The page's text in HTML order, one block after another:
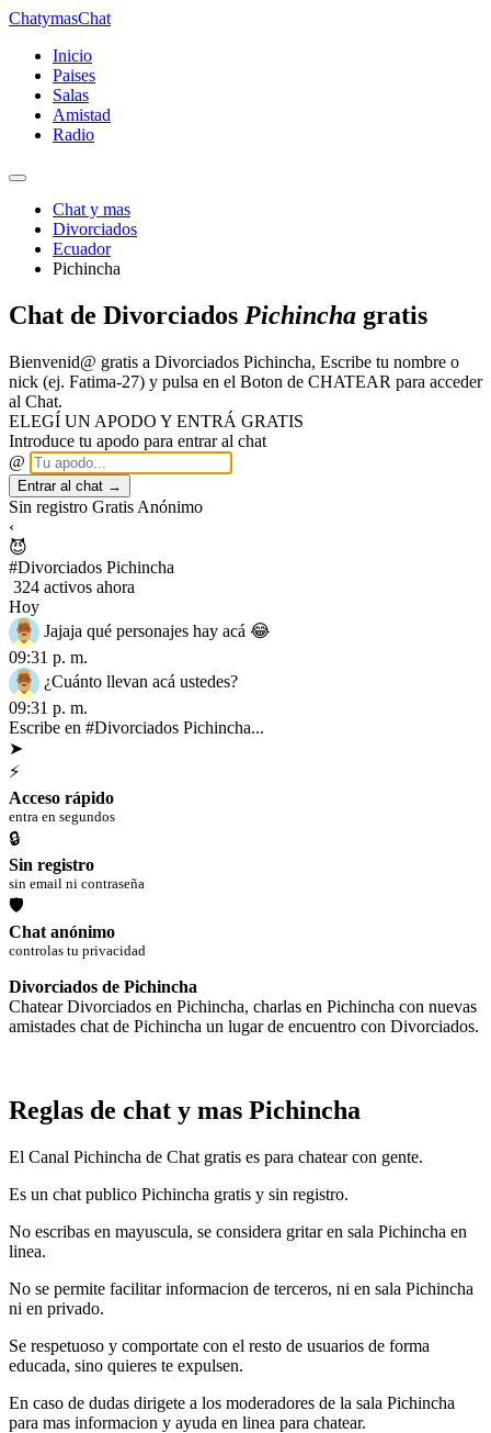
ChatymasChat
Inicio
Paises
Salas
Amistad
Radio
Chat y mas
Divorciados
Ecuador
Pichincha
Chat de Divorciados Pichincha gratis
Bienvenid@ gratis a Divorciados Pichincha, Escribe tu nombre o
nick (ej. Fatima-27) y pulsa en el Boton de CHATEAR para acceder
al Chat.
ELEGÍ UN APODO Y ENTRÁ GRATIS
Introduce tu apodo para entrar al chat
@
Entrar al chat →
Sin registro Gratis Anónimo
‹
😈
#Divorciados Pichincha
324 activos ahora
Hoy
Jajaja qué personajes hay acá 😂
09:31 p. m.
¿Cuánto llevan acá ustedes?
09:31 p. m.
Escribe en #Divorciados Pichincha...
➤
⚡
Acceso rápido
entra en segundos
🔒
Sin registro
sin email ni contraseña
🛡
Chat anónimo
controlas tu privacidad
Divorciados de Pichincha
Chatear Divorciados en Pichincha, charlas en Pichincha con nuevas
amistades chat de Pichincha un lugar de encuentro con Divorciados.
Reglas de chat y mas Pichincha
El Canal Pichincha de Chat gratis es para chatear con gente.
Es un chat publico Pichincha gratis y sin registro.
No escribas en mayuscula, se considera gritar en sala Pichincha en
linea.
No se permite facilitar informacion de terceros, ni en sala Pichincha
ni en privado.
Se respetuoso y comportate con el resto de usuarios de forma
educada, sino quieres te expulsen.
En caso de dudas dirigete a los moderadores de la sala Pichincha
para mas informacion y ayuda en linea para chatear.